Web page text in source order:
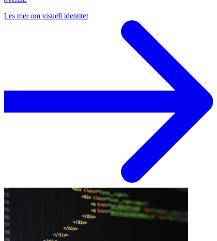
Les mer om visuell identitet